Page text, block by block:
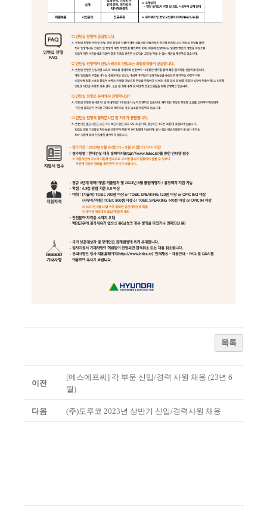
목록
이전
[에스에프씨] 각 부문 신입/경력 사원 채용 (23년 6
월)
다음 (주)도루코 2023년 상반기 신입/경력사원 채용